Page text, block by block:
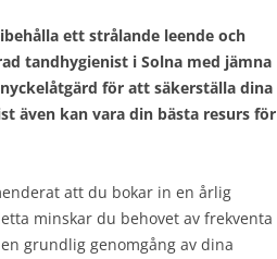
ett strålande leende och
tandhygienist i Solna med jämna
för att säkerställa dina
även kan vara din bästa resurs för
att du bokar in en årlig
minskar du behovet av frekventa
grundlig genomgång av dina